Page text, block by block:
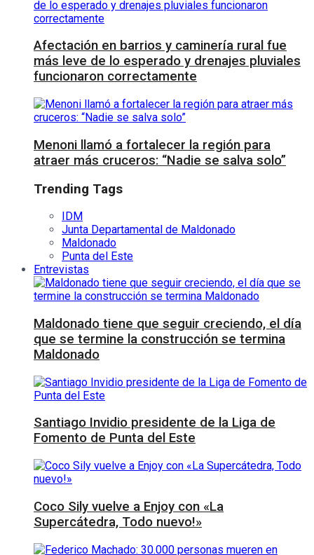
Afectación en barrios y caminería rural fue
más leve de lo esperado y drenajes pluviales
funcionaron correctamente
Menoni llamó a fortalecer la región para
atraer más cruceros: “Nadie se salva solo”
Trending Tags
IDM
Junta Departamental de Maldonado
Maldonado
Punta del Este
Entrevistas
Maldonado tiene que seguir creciendo, el día
que se termine la construcción se termina
Maldonado
Santiago Invidio presidente de la Liga de
Fomento de Punta del Este
Coco Sily vuelve a Enjoy con «La
Supercátedra, Todo nuevo!»